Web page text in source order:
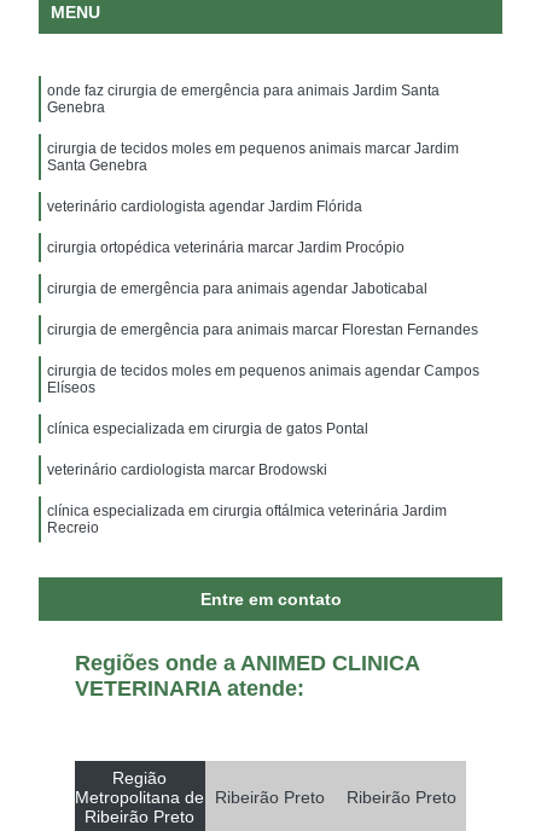
MENU
onde faz cirurgia de emergência para animais Jardim Santa
Genebra
cirurgia de tecidos moles em pequenos animais marcar Jardim
Santa Genebra
veterinário cardiologista agendar Jardim Flórida
cirurgia ortopédica veterinária marcar Jardim Procópio
cirurgia de emergência para animais agendar Jaboticabal
cirurgia de emergência para animais marcar Florestan Fernandes
cirurgia de tecidos moles em pequenos animais agendar Campos
Elíseos
clínica especializada em cirurgia de gatos Pontal
veterinário cardiologista marcar Brodowski
clínica especializada em cirurgia oftálmica veterinária Jardim
Recreio
Entre em contato
Regiões onde a ANIMED CLINICA
VETERINARIA atende:
Região
Metropolitana de
Ribeirão Preto
Ribeirão Preto Ribeirão Preto